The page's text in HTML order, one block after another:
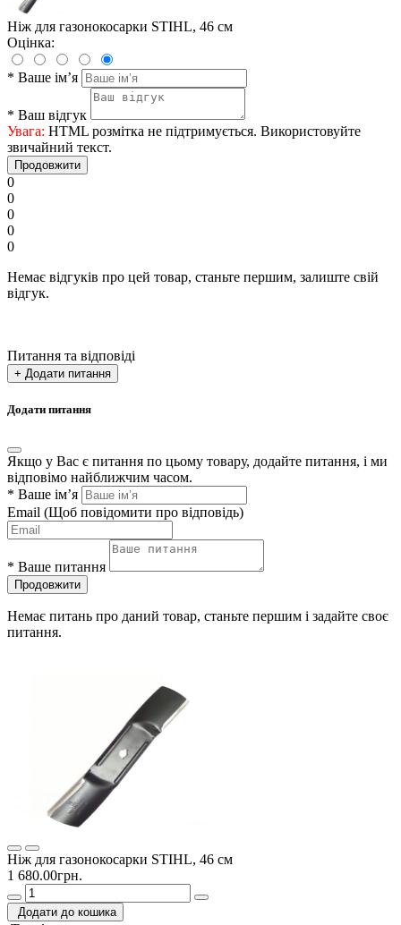
Ніж для газонокосарки STIHL, 46 см
Оцінка:
* Ваше ім’я
* Ваш відгук
Увага: HTML розмітка не підтримується. Використовуйте
звичайний текст.
Продовжити
0
0
0
0
0
Немає відгуків про цей товар, станьте першим, залиште свій
відгук.
Питання та відповіді
+ Додати питання
Додати питання
Якщо у Вас є питання по цьому товару, додайте питання, і ми
відповімо найближчим часом.
* Ваше ім’я
Email (Щоб повідомити про відповідь)
* Ваше питання
Продовжити
Немає питань про даний товар, станьте першим і задайте своє
питання.
Ніж для газонокосарки STIHL, 46 см
1 680.00грн.
Додати до кошика